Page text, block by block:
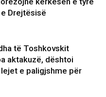
Drejtësisë
të Toshkovskit
aktakuzë, dështoi
e paligjshme për